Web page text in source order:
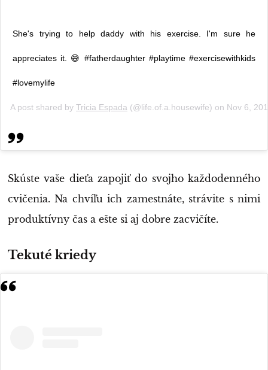
She's trying to help daddy with his exercise. I'm sure he
appreciates it. 😅 #fatherdaughter #playtime #exercisewithkids
#lovemylife
A post shared by Tricia Espada (@life.of.a.housewife) on Nov 6,
Skúste vaše dieťa zapojiť do svojho každodenného
cvičenia. Na chvíľu ich zamestnáte, strávite s nimi
produktívny čas a ešte si aj dobre zacvičíte.
Tekuté kriedy